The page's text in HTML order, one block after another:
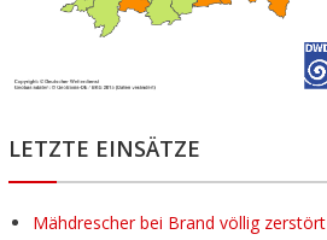
LETZTE EINSÄTZE
Mähdrescher bei Brand völlig zerstört